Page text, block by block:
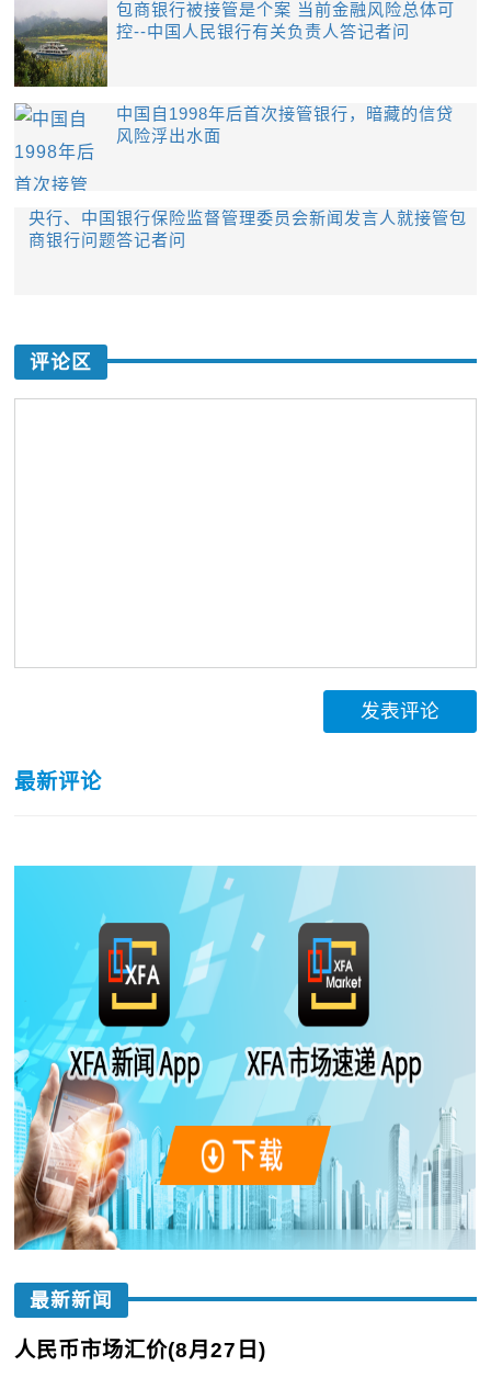
包商银行被接管是个案 当前金融风险总体可
控--中国人民银行有关负责人答记者问
中国自1998年后首次接管银行，暗藏的信贷
风险浮出水面
央行、中国银行保险监督管理委员会新闻发言人就接管包
商银行问题答记者问
评论区
发表评论
最新评论
最新新闻
人民币市场汇价(8月27日)